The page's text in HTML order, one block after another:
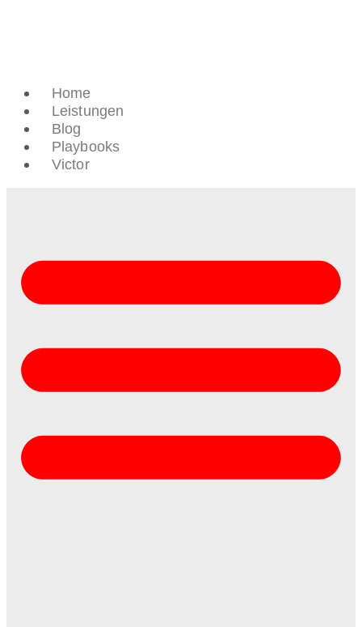
Home
Leistungen
Blog
Playbooks
Victor